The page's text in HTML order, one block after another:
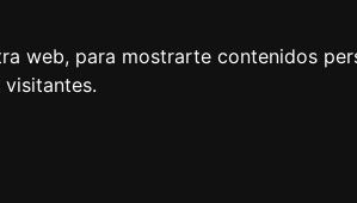
web, para mostrarte contenidos